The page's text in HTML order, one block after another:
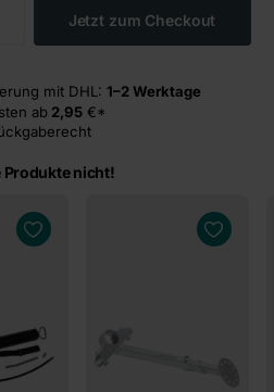
Jetzt zum Checkout
mit DHL: 1–2 Werktage
ab 2,95 €*
Produkte nicht!